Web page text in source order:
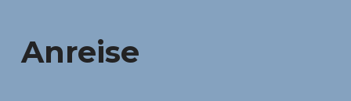
Anreise